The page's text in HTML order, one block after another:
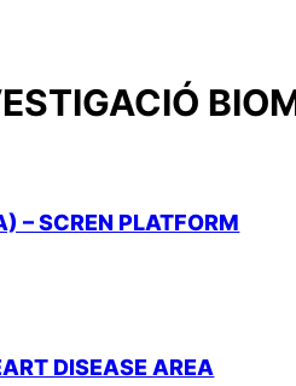
– SCREN PLATFORM
DISEASE AREA